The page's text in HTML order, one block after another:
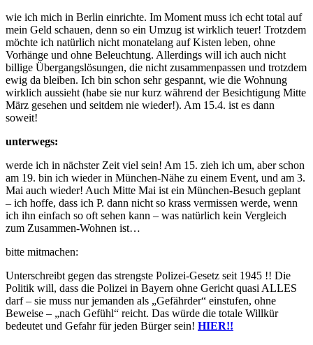
wie ich mich in Berlin einrichte. Im Moment muss ich echt total auf
mein Geld schauen, denn so ein Umzug ist wirklich teuer! Trotzdem
möchte ich natürlich nicht monatelang auf Kisten leben, ohne
Vorhänge und ohne Beleuchtung. Allerdings will ich auch nicht
billige Übergangslösungen, die nicht zusammenpassen und trotzdem
ewig da bleiben. Ich bin schon sehr gespannt, wie die Wohnung
wirklich aussieht (habe sie nur kurz während der Besichtigung Mitte
März gesehen und seitdem nie wieder!). Am 15.4. ist es dann
soweit!
unterwegs:
werde ich in nächster Zeit viel sein! Am 15. zieh ich um, aber schon
am 19. bin ich wieder in München-Nähe zu einem Event, und am 3.
Mai auch wieder! Auch Mitte Mai ist ein München-Besuch geplant
– ich hoffe, dass ich P. dann nicht so krass vermissen werde, wenn
ich ihn einfach so oft sehen kann – was natürlich kein Vergleich
zum Zusammen-Wohnen ist…
bitte mitmachen:
Unterschreibt gegen das strengste Polizei-Gesetz seit 1945 !! Die
Politik will, dass die Polizei in Bayern ohne Gericht quasi ALLES
darf – sie muss nur jemanden als „Gefährder“ einstufen, ohne
Beweise – „nach Gefühl“ reicht. Das würde die totale Willkür
bedeutet und Gefahr für jeden Bürger sein! HIER!!